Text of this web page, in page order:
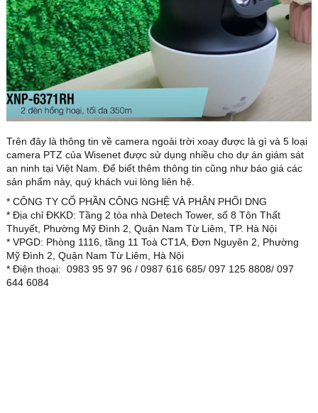
Trên đây là thông tin về camera ngoài trời xoay được là gì và 5 loại
camera PTZ của Wisenet được sử dụng nhiều cho dự án giám sát
an ninh tại Việt Nam. Để biết thêm thông tin cũng như báo giá các
sản phẩm này, quý khách vui lòng liên hệ.
* CÔNG TY CỔ PHẦN CÔNG NGHỆ VÀ PHÂN PHỐI DNG
* Địa chỉ ĐKKD: Tầng 2 tòa nhà Detech Tower, số 8 Tôn Thất
Thuyết, Phường Mỹ Đình 2, Quận Nam Từ Liêm, TP. Hà Nội
* VPGD: Phòng 1116, tầng 11 Toà CT1A, Đơn Nguyên 2, Phường
Mỹ Đình 2, Quận Nam Từ Liêm, Hà Nội
* Điện thoại: 0983 95 97 96 / 0987 616 685/ 097 125 8808/ 097
644 6084